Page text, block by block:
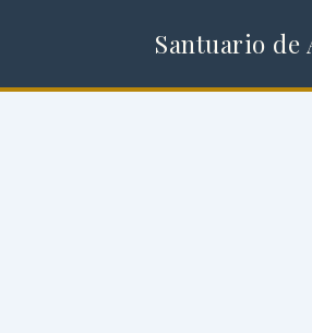
Santuario de